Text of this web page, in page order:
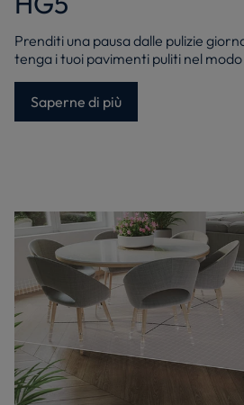
Prenditi una pausa dalle pulizie
tenga i tuoi pavimenti puliti nel
Saperne di più